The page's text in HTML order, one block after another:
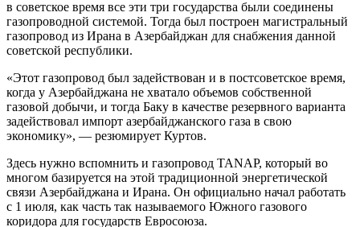
в советское время все эти три государства были соединены
газопроводной системой. Тогда был построен магистральный
газопровод из Ирана в Азербайджан для снабжения данной
советской республики.
«Этот газопровод был задействован и в постсоветское время,
когда у Азербайджана не хватало объемов собственной
газовой добычи, и тогда Баку в качестве резервного варианта
задействовал импорт азербайджанского газа в свою
экономику», — резюмирует Куртов.
Здесь нужно вспомнить и газопровод TANAP, который во
многом базируется на этой традиционной энергетической
связи Азербайджана и Ирана. Он официально начал работать
с 1 июля, как часть так называемого Южного газового
коридора для государств Евросоюза.